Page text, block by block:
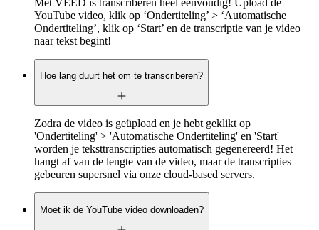
YouTube video, klik op ‘Ondertiteling’ > ‘Automatische
Ondertiteling’, klik op ‘Start’ en de transcriptie van je video
naar tekst begint!
Hoe lang duurt het om te transcriberen?
Zodra de video is geüpload en je hebt geklikt op
'Ondertiteling' > 'Automatische Ondertiteling' en 'Start'
worden je teksttranscripties automatisch gegenereerd! Het
hangt af van de lengte van de video, maar de transcripties
gebeuren supersnel via onze cloud-based servers.
Moet ik de YouTube video downloaden?